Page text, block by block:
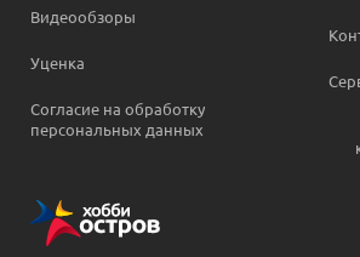
Видеообзоры
Уценка
Согласие на обработку
персональных данных